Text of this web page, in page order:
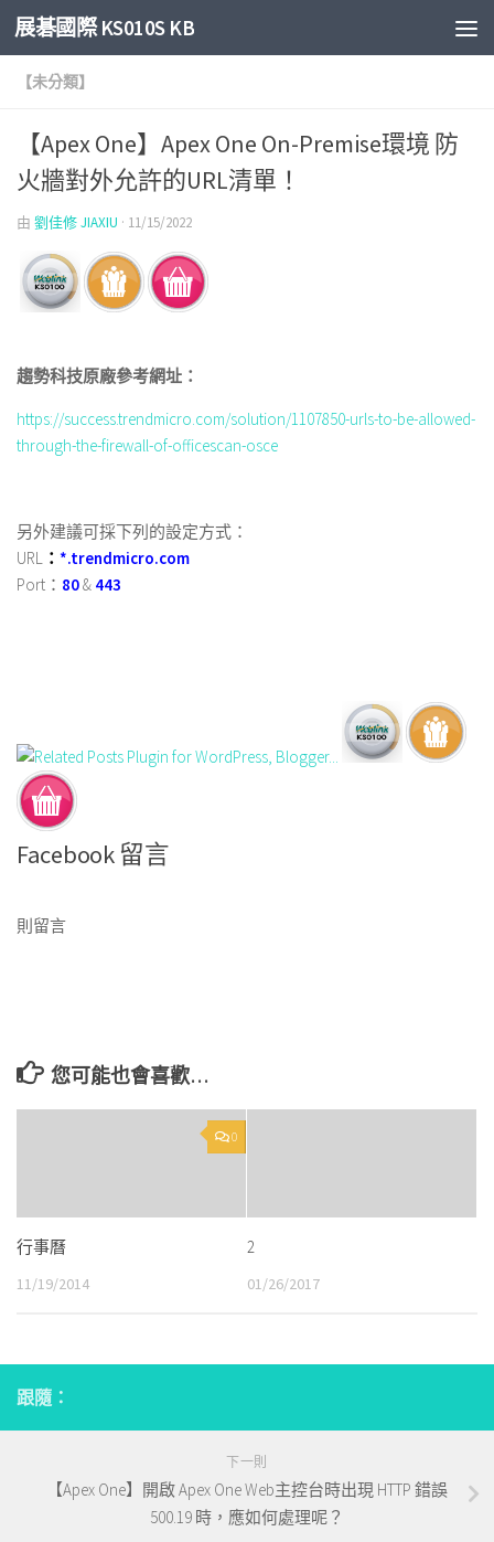
Skip to content
展碁國際 KS010S KB
【未分類】
【Apex One】Apex One On-Premise環境 防
火牆對外允許的URL清單！
由 劉佳修 JIAXIU · 11/15/2022
趨勢科技原廠參考網址：
https://success.trendmicro.com/solution/1107850-urls-to-be-allowed-
through-the-firewall-of-officescan-osce
另外建議可採下列的設定方式：
URL ： *.trendmicro.com
Port： 80& 443
Facebook 留言
則留言
您可能也會喜歡…
0
行事曆
11/19/2014
2
01/26/2017
跟隨：
下一則
【Apex One】開啟 Apex One Web主控台時出現 HTTP 錯誤
500.19 時，應如何處理呢？